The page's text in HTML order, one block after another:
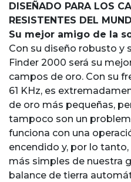
DISEÑADO PARA LOS
RESISTENTES DEL
Su mejor amigo de la
Con su diseño robusto y
Finder 2000 será su
campos de oro. Con su
61 KHz, es
de oro más pequeñas,
tampoco son un
funciona con una
encendido y, por lo
más simples de nuestra
balance de tierra